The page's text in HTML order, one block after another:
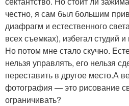
честно, я сам был большим
диафрагм и естественного
всех съемках), избегал студий
Но потом мне стало скучно.
нельзя управлять, его нельзя
переставить в другое место.А
фотография — это рисование
ограничивать?